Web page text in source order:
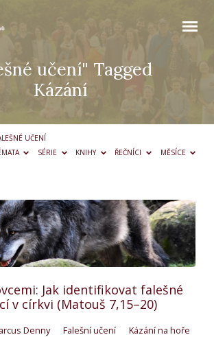
učení" Tagged
Kázání
UČENÍ
SÉRIE KNIHY ŘEČNÍCI MĚSÍCE
Jak identifikovat falešné
v církvi (Matouš 7,15–20)
Denny Falešní učení
Kázání na hoře